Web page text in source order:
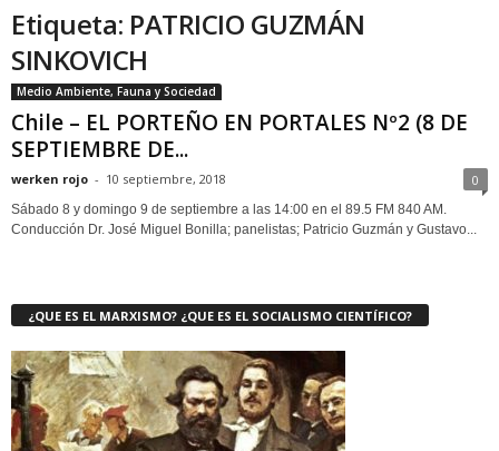
Etiqueta: PATRICIO GUZMÁN
SINKOVICH
Medio Ambiente, Fauna y Sociedad
Chile – EL PORTEÑO EN PORTALES Nº2 (8 DE
SEPTIEMBRE DE...
werken rojo - 10 septiembre, 2018 0
Sábado 8 y domingo 9 de septiembre a las 14:00 en el 89.5 FM 840 AM.
Conducción Dr. José Miguel Bonilla; panelistas; Patricio Guzmán y Gustavo...
¿QUE ES EL MARXISMO? ¿QUE ES EL SOCIALISMO CIENTÍFICO?